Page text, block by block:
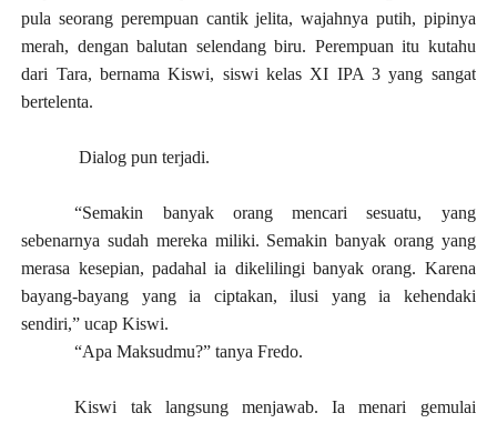
pula seorang perempuan cantik jelita, wajahnya putih, pipinya
merah, dengan balutan selendang biru. Perempuan itu kutahu
dari Tara, bernama Kiswi, siswi kelas XI IPA 3 yang sangat
bertelenta.
Dialog pun terjadi.
“Semakin banyak orang mencari sesuatu, yang
sebenarnya sudah mereka miliki. Semakin banyak orang yang
merasa kesepian, padahal ia dikelilingi banyak orang. Karena
bayang-bayang yang ia ciptakan, ilusi yang ia kehendaki
sendiri,” ucap Kiswi.
“Apa Maksudmu?” tanya Fredo.
Kiswi tak langsung menjawab. Ia menari gemulai